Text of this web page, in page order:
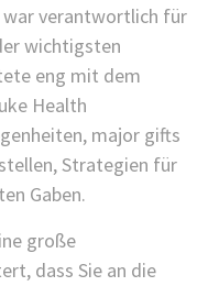
war verantwortlich für
wichtigsten
eng mit dem
Health
major gifts
Strategien für
Gaben.
große
dass Sie an die